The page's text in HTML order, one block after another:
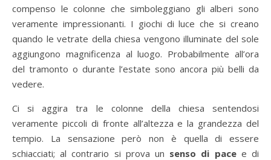
compenso le colonne che simboleggiano gli alberi sono
veramente impressionanti. I giochi di luce che si creano
quando le vetrate della chiesa vengono illuminate del sole
aggiungono magnificenza al luogo. Probabilmente all’ora
del tramonto o durante l’estate sono ancora più belli da
vedere.
Ci si aggira tra le colonne della chiesa sentendosi
veramente piccoli di fronte all’altezza e la grandezza del
tempio. La sensazione però non è quella di essere
schiacciati; al contrario si prova un senso di pacee di